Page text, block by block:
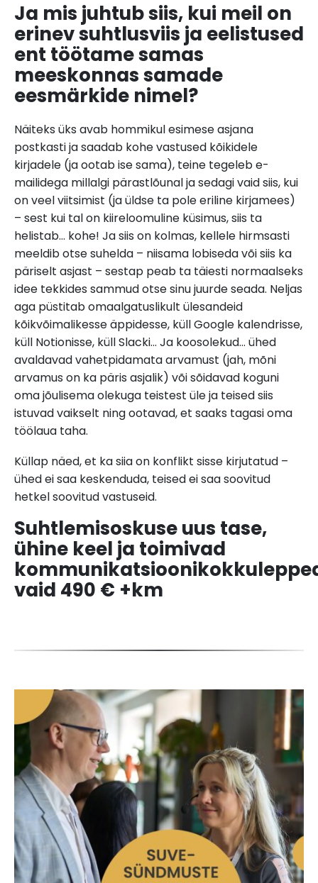
Ja mis juhtub siis, kui meil on
erinev suhtlusviis ja eelistused
ent töötame samas
meeskonnas samade
eesmärkide nimel?
Näiteks üks avab hommikul esimese asjana
postkasti ja saadab kohe vastused kõikidele
kirjadele (ja ootab ise sama), teine tegeleb e-
mailidega millalgi pärastlõunal ja sedagi vaid siis, kui
on veel viitsimist (ja üldse ta pole eriline kirjamees)
– sest kui tal on kiireloomuline küsimus, siis ta
helistab… kohe! Ja siis on kolmas, kellele hirmsasti
meeldib otse suhelda – niisama lobiseda või siis ka
päriselt asjast – sestap peab ta täiesti normaalseks
idee tekkides sammud otse sinu juurde seada. Neljas
aga püstitab omaalgatuslikult ülesandeid
kõikvõimalikesse äppidesse, küll Google kalendrisse,
küll Notionisse, küll Slacki… Ja koosolekud… ühed
avaldavad vahetpidamata arvamust (jah, mõni
arvamus on ka päris asjalik) või sõidavad koguni
oma jõulisema olekuga teistest üle ja teised siis
istuvad vaikselt ning ootavad, et saaks tagasi oma
töölaua taha.
Küllap näed, et ka siia on konflikt sisse kirjutatud –
ühed ei saa keskenduda, teised ei saa soovitud
hetkel soovitud vastuseid.
Suhtlemisoskuse uus tase,
ühine keel ja toimivad
vaid 490 € +km